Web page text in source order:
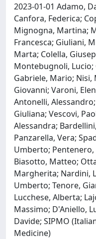
2023-01-01 Adamo,
Canfora, Federica;
Mignogna, Martina;
Francesca; Giuliani,
Marta; Colella,
Montebugnoli, Lucio;
Gabriele, Mario; Nisi,
Giovanni; Varoni,
Antonelli,
Giuliana; Vescovi,
Alessandra;
Panzarella, Vera;
Umberto; Pentenero,
Biasotto, Matteo;
Margherita; Nardini,
Umberto; Tenore,
Lucchese, Alberta;
Massimo; D'Aniello,
Davide; SIPMO
Medicine)